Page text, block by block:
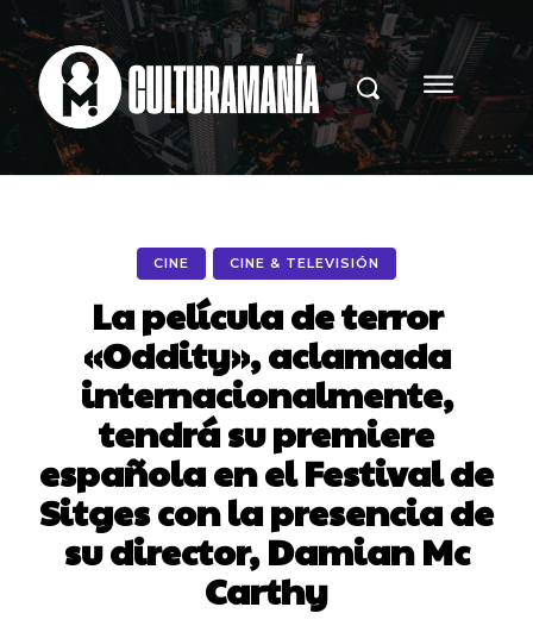
CINE CINE & TELEVISIÓN
La película de terror
«Oddity», aclamada
internacionalmente,
tendrá su premiere
española en el Festival de
Sitges con la presencia de
su director, Damian Mc
Carthy